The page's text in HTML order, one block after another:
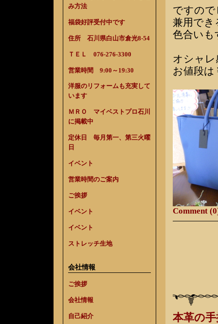
み方法
福袋好評受付中です
住所 石川県白山市倉光8-54
ＴＥＬ 076-276-3300
営業時間 9:00～19:30
洋服のリフォームも充実して
います
ＭＲＯ マイベストプロ石川
に掲載中
定休日 毎月第一、第三火曜
日
イベント
営業時間のご案内
ご挨拶
イベント
イベント
ストレッチ生地
会社情報
ご挨拶
会社情報
自己紹介
ですの
兼用で
色合い
オシャ
お値段は
Comment
本革の